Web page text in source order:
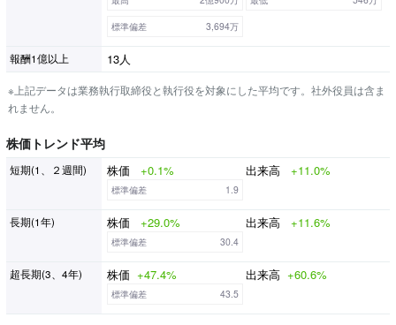
標準偏差
3,694万
報酬1億以上 13人
※上記データは業務執行取締役と執行役を対象にした平均です。社外役員は含ま
れません。
株価トレンド平均
短期(1、２週間) 株価 +0.1% 出来高 +11.0%
標準偏差 1.9
長期(1年) 株価 +29.0% 出来高 +11.6%
標準偏差 30.4
超長期(3、4年) 株価 +47.4% 出来高 +60.6%
標準偏差 43.5